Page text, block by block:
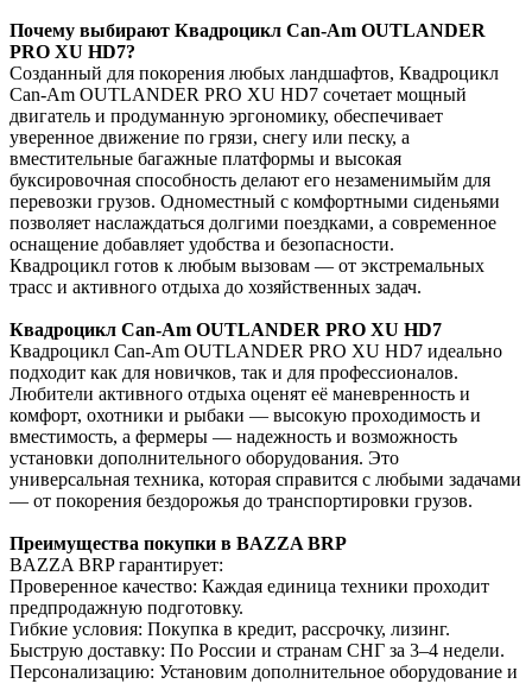
Почему выбирают Квадроцикл Can-Am OUTLANDER
PRO XU HD7?
Созданный для покорения любых ландшафтов, Квадроцикл
Can-Am OUTLANDER PRO XU HD7 сочетает мощный
двигатель и продуманную эргономику, обеспечивает
уверенное движение по грязи, снегу или песку, а
вместительные багажные платформы и высокая
буксировочная способность делают его незаменимыйм для
перевозки грузов. Одноместный с комфортными сиденьями
позволяет наслаждаться долгими поездками, а современное
оснащение добавляет удобства и безопасности.
Квадроцикл готов к любым вызовам — от экстремальных
трасс и активного отдыха до хозяйственных задач.
Квадроцикл Can-Am OUTLANDER PRO XU HD7
Квадроцикл Can-Am OUTLANDER PRO XU HD7 идеально
подходит как для новичков, так и для профессионалов.
Любители активного отдыха оценят её маневренность и
комфорт, охотники и рыбаки — высокую проходимость и
вместимость, а фермеры — надежность и возможность
установки дополнительного оборудования. Это
универсальная техника, которая справится с любыми задачами
— от покорения бездорожья до транспортировки грузов.
Преимущества покупки в BAZZA BRP
BAZZA BRP гарантирует:
Проверенное качество: Каждая единица техники проходит
предпродажную подготовку.
Гибкие условия: Покупка в кредит, рассрочку, лизинг.
Быструю доставку: По России и странам СНГ за 3–4 недели.
Персонализацию: Установим дополнительное оборудование и